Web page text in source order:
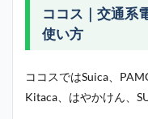
ココス｜交通系
使い方
ココスではSuica、
Kitaca、はやかけん、